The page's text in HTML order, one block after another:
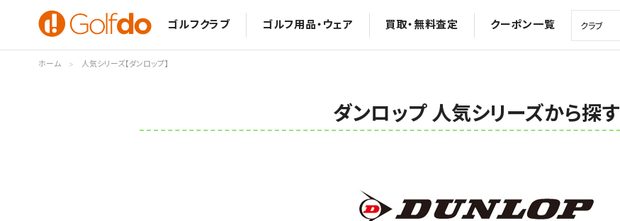
ゴルフクラブ ゴルフ用品・ウェア 買取・無料査定 クーポン一覧
ホーム 人気シリーズ【ダンロップ】
ダンロップ 人気シリーズから探す